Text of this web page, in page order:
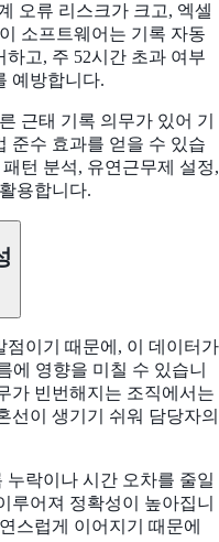
오류 리스크가 크고, 엑셀
소프트웨어는 기록 자동
고, 주 52시간 초과 여부
예방합니다.
근태 기록 의무가 있어 기
준수 효과를 얻을 수 있습
턴 분석, 유연근무제 설정,
용합니다.
이기 때문에, 이 데이터가
에 영향을 미칠 수 있습니
가 빈번해지는 조직에서는
선이 생기기 쉬워 담당자의
락이나 시간 오차를 줄일
루어져 정확성이 높아집니
스럽게 이어지기 때문에